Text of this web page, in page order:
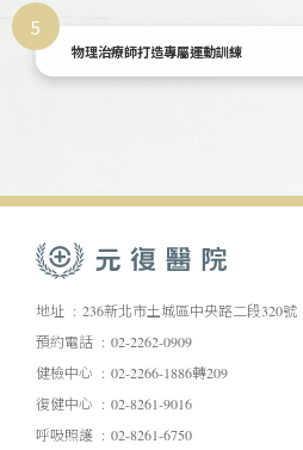
5
物理治療師打造專屬運動訓練
地址
236新北市土城區中央路二段320號
預約電話
02-2262-0909
健檢中心
02-2266-1886轉209
復健中心
02-8261-9016
呼吸照護
02-8261-6750